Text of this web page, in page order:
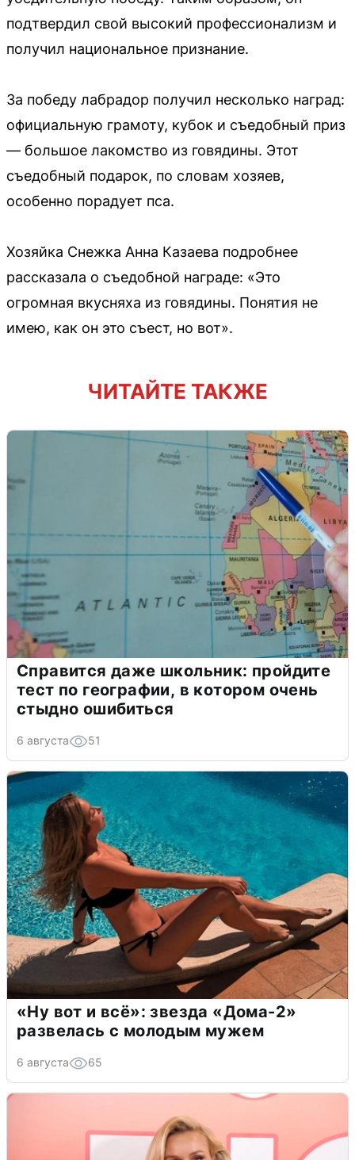
подтвердил свой высокий профессионализм и
получил национальное признание.
За победу лабрадор получил несколько наград:
официальную грамоту, кубок и съедобный приз
— большое лакомство из говядины. Этот
съедобный подарок, по словам хозяев,
особенно порадует пса.
Хозяйка Снежка Анна Казаева подробнее
рассказала о съедобной награде: «Это
огромная вкусняха из говядины. Понятия не
имею, как он это съест, но вот».
ЧИТАЙТЕ ТАКЖЕ
Справится даже школьник: пройдите
тест по географии, в котором очень
стыдно ошибиться
6 августа 51
«Ну вот и всё»: звезда «Дома-2»
развелась с молодым мужем
6 августа 65